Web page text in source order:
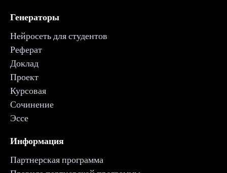
Генераторы
Нейросеть для студентов
Реферат
Доклад
Проект
Курсовая
Сочинение
Эссе
Информация
Партнерская программа